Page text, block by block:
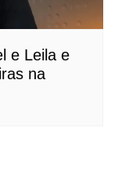
e Leila e
na